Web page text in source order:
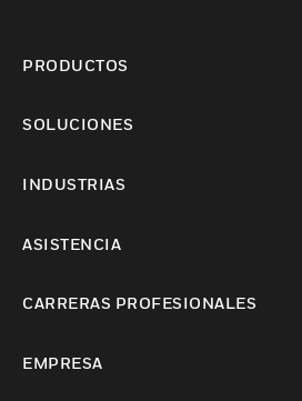
PRODUCTOS
SOLUCIONES
INDUSTRIAS
ASISTENCIA
CARRERAS PROFESIONALES
EMPRESA